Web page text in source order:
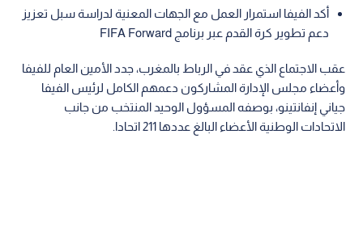
أكد الفيفا استمرار العمل مع الجهات المعنية لدراسة سبل تعزيز
دعم تطوير كرة القدم عبر برنامج FIFA Forward
عقب الاجتماع الذي عقد في الرباط بالمغرب، جدد الأمين العام للفيفا
وأعضاء مجلس الإدارة المشاركون دعمهم الكامل لرئيس الفيفا
جياني إنفانتينو، بوصفه المسؤول الوحيد المنتخب من جانب
الاتحادات الوطنية الأعضاء البالغ عددها 211 اتحادا.